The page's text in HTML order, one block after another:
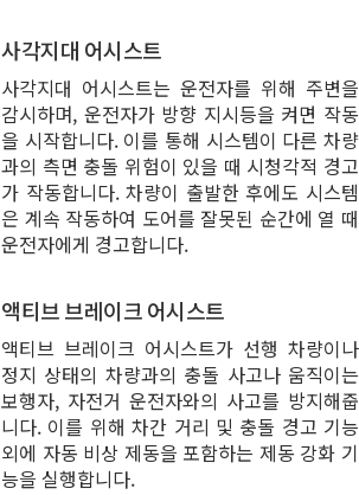
사각지대 어시스트
사각지대 어시스트는 운전자를 위해 주변을
감시하며, 운전자가 방향 지시등을 켜면 작동
을 시작합니다. 이를 통해 시스템이 다른 차량
과의 측면 충돌 위험이 있을 때 시청각적 경고
가 작동합니다. 차량이 출발한 후에도 시스템
은 계속 작동하여 도어를 잘못된 순간에 열 때
운전자에게 경고합니다.
액티브 브레이크 어시스트
액티브 브레이크 어시스트가 선행 차량이나
정지 상태의 차량과의 충돌 사고나 움직이는
보행자, 자전거 운전자와의 사고를 방지해줍
니다. 이를 위해 차간 거리 및 충돌 경고 기능
외에 자동 비상 제동을 포함하는 제동 강화 기
능을 실행합니다.